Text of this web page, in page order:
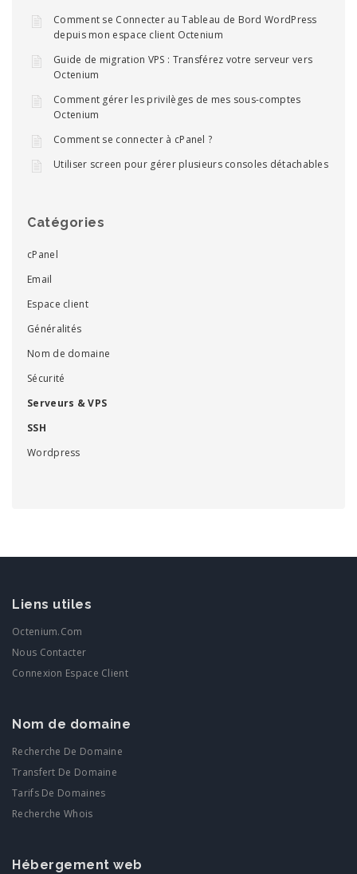
Comment se Connecter au Tableau de Bord WordPress
depuis mon espace client Octenium
Guide de migration VPS : Transférez votre serveur vers
Octenium
Comment gérer les privilèges de mes sous-comptes
Octenium
Comment se connecter à cPanel ?
Utiliser screen pour gérer plusieurs consoles détachables
Catégories
cPanel
Email
Espace client
Généralités
Nom de domaine
Sécurité
Serveurs & VPS
SSH
Wordpress
Liens utiles
Octenium.com
Nous Contacter
Connexion Espace Client
Nom de domaine
Recherche De Domaine
Transfert De Domaine
Tarifs De Domaines
Recherche Whois
Hébergement web